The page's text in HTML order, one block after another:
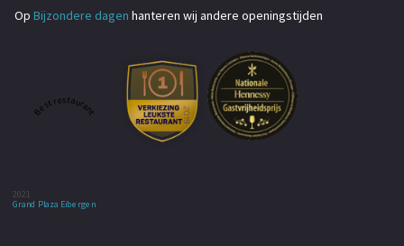
Op Bijzondere dagen hanteren wij andere openingstijden
Best restaurant
2021
Grand Plaza Eibergen